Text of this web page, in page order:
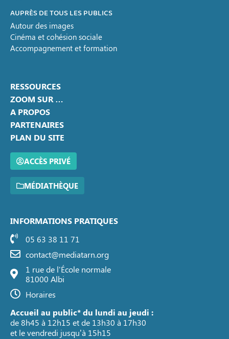
AUPRÈS DE TOUS LES PUBLICS
Autour des images
Cinéma et cohésion sociale
Accompagnement et formation
RESSOURCES
ZOOM SUR …
A PROPOS
PARTENAIRES
PLAN DU SITE
ACCÈS PRIVÉ
MÉDIATHÈQUE
INFORMATIONS PRATIQUES
05 63 38 11 71
contact@mediatarn.org
1 rue de l'École normale
81000 Albi
Horaires
Accueil au public* du lundi au jeudi :
de 8h45 à 12h15 et de 13h30 à 17h30
et le vendredi jusqu’à 15h15